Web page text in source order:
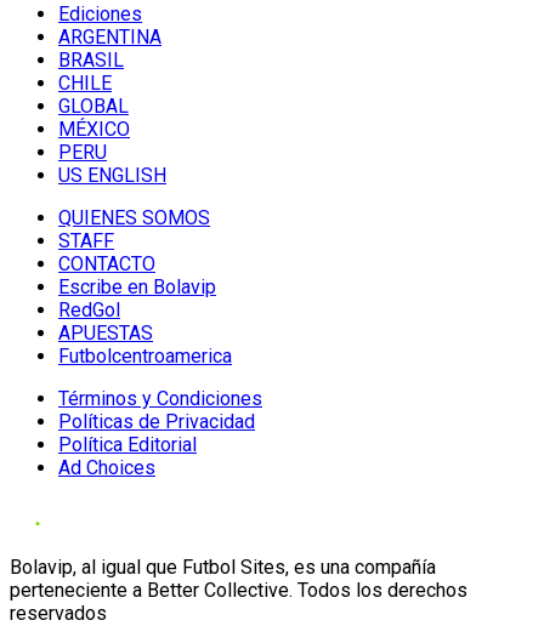
Ediciones
ARGENTINA
BRASIL
CHILE
GLOBAL
MÉXICO
PERU
US ENGLISH
QUIENES SOMOS
STAFF
CONTACTO
Escribe en Bolavip
RedGol
APUESTAS
Futbolcentroamerica
Términos y Condiciones
Políticas de Privacidad
Política Editorial
Ad Choices
Bolavip, al igual que Futbol Sites, es una compañía
perteneciente a Better Collective. Todos los derechos
reservados